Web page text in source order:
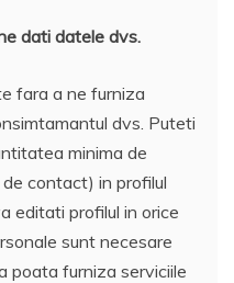
dati datele dvs.
fara a ne furniza
dvs. Puteti
minima de
contact) in profilul
editati profilul in orice
sunt necesare
poata furniza serviciile